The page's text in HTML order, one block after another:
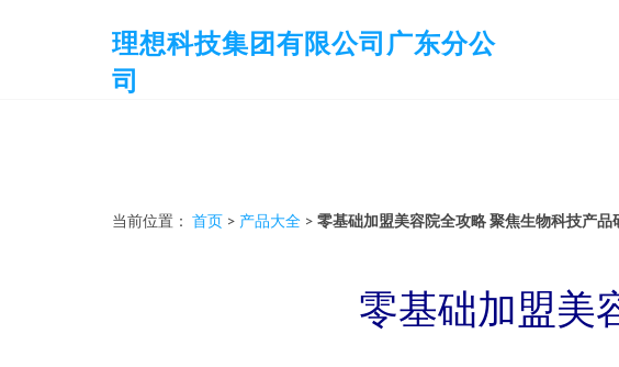
理想科技集团有限公司广东分公
司
当前位置： 首页 > 产品大全 > 零基础加盟美容院全攻略 聚焦生物科技产品
零基础加盟美